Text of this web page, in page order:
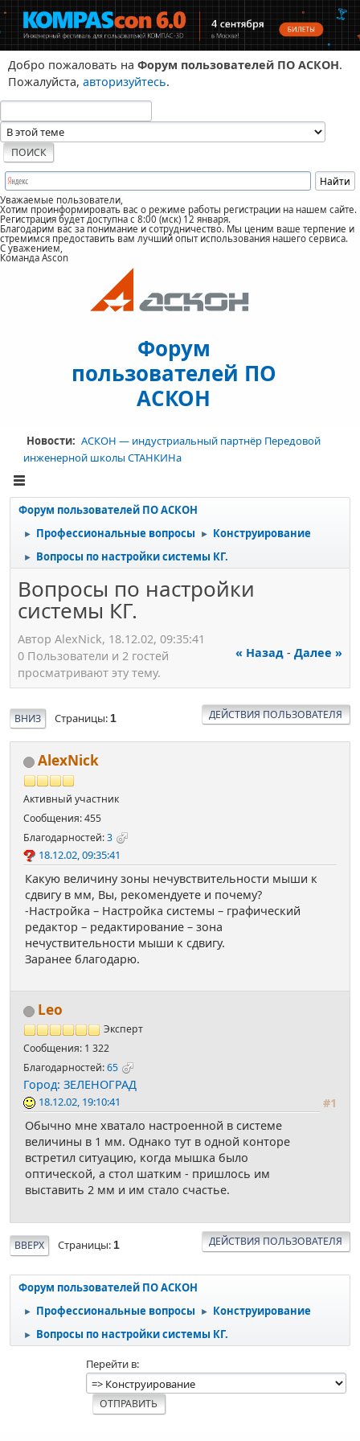
Добро пожаловать на Форум пользователей ПО АСКОН.
Пожалуйста, авторизуйтесь.
Уважаемые пользователи,
Хотим проинформировать вас о режиме работы регистрации на нашем сайте.
Регистрация будет доступна с 8:00 (мск) 12 января.
Благодарим вас за понимание и сотрудничество. Мы ценим ваше терпение и
стремимся предоставить вам лучший опыт использования нашего сервиса.
С уважением,
Команда Ascon
Форум
пользователей ПО
АСКОН
Новости: АСКОН — индустриальный партнёр Передовой
инженерной школы СТАНКИНа
Форум пользователей ПО АСКОН
► Профессиональные вопросы ► Конструирование
► Вопросы по настройки системы КГ.
Вопросы по настройки
системы КГ.
Автор AlexNick, 18.12.02, 09:35:41
« Назад - Далее »
0 Пользователи и 2 гостей
просматривают эту тему.
ВНИЗ Страницы 1 ДЕЙСТВИЯ ПОЛЬЗОВАТЕЛЯ
AlexNick
Активный участник
Сообщения: 455
Благодарностей:3
18.12.02, 09:35:41
Какую величину зоны нечувствительности мыши к
сдвигу в мм, Вы, рекомендуете и почему?
-Настройка – Настройка системы – графический
редактор – редактирование – зона
нечуствительности мыши к сдвигу.
Заранее благодарю.
Leo
Эксперт
Сообщения: 1 322
Благодарностей:65
Город: ЗЕЛЕНОГРАД
#1
18.12.02, 19:10:41
Обычно мне хватало настроенной в системе
величины в 1 мм. Однако тут в одной конторе
встретил ситуацию, когда мышка было
оптической, а стол шатким - пришлось им
выставить 2 мм и им стало счастье.
ВВЕРХ Страницы 1 ДЕЙСТВИЯ ПОЛЬЗОВАТЕЛЯ
Форум пользователей ПО АСКОН
► Профессиональные вопросы ► Конструирование
► Вопросы по настройки системы КГ.
Перейти в